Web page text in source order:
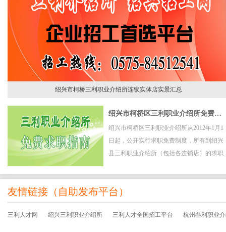
绍兴市柯桥三利职业介绍所连锁实体店实景汇总
绍兴市柯桥区三利职业介绍所免费求职指南
绍兴市柯桥区三利职业介绍所从2012年1月1
日起，公开实行求职免费制度，所有到绍兴
县三利职业介绍所（包括各连锁店）的求职
友情链接（ 自助发布平台 ）
三利人才网 绍兴三利职业介绍所 三利人才全国招工平台 杭州叁利职业